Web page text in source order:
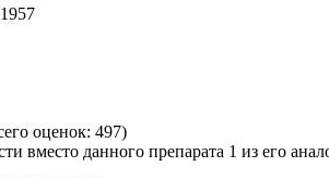
оценок: 497)
вместо данного препарата 1 из его